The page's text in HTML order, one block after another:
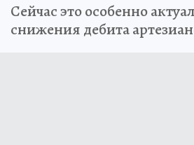
Сейчас это особенно
снижения дебита